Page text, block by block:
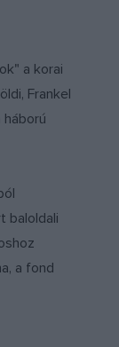
a korai
Frankel
baloldali
a fond